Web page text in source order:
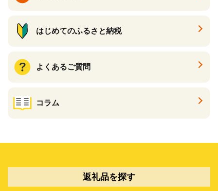
はじめてのふるさと納税
よくあるご質問
コラム
返礼品を探す